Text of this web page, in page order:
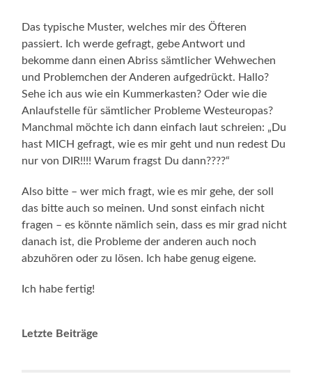
Das typische Muster, welches mir des Öfteren
passiert. Ich werde gefragt, gebe Antwort und
bekomme dann einen Abriss sämtlicher Wehwechen
und Problemchen der Anderen aufgedrückt. Hallo?
Sehe ich aus wie ein Kummerkasten? Oder wie die
Anlaufstelle für sämtlicher Probleme Westeuropas?
Manchmal möchte ich dann einfach laut schreien: „Du
hast MICH gefragt, wie es mir geht und nun redest Du
nur von DIR!!!! Warum fragst Du dann????“
Also bitte – wer mich fragt, wie es mir gehe, der soll
das bitte auch so meinen. Und sonst einfach nicht
fragen – es könnte nämlich sein, dass es mir grad nicht
danach ist, die Probleme der anderen auch noch
abzuhören oder zu lösen. Ich habe genug eigene.
Ich habe fertig!
Letzte Beiträge